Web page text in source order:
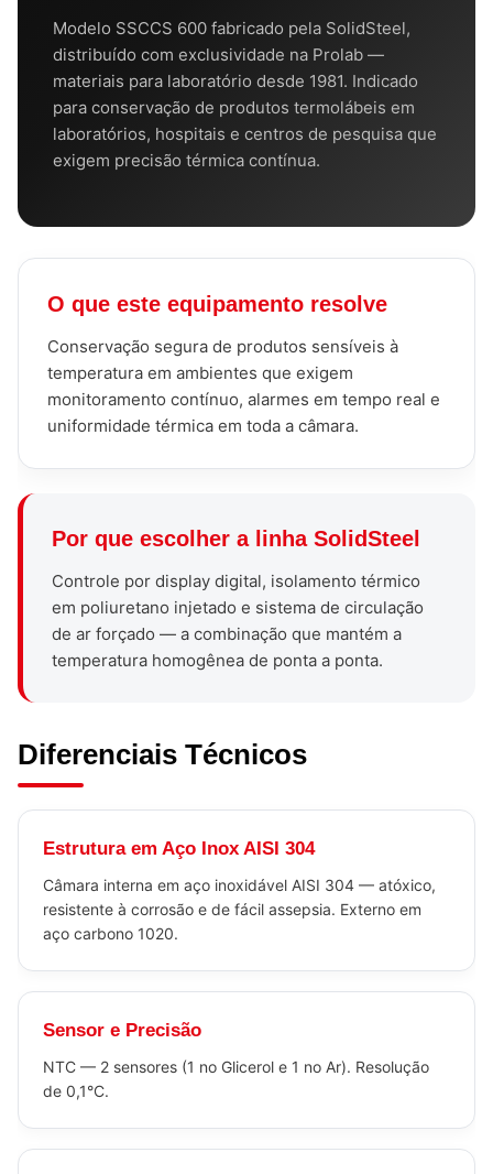
Modelo SSCCS 600 fabricado pela SolidSteel,
distribuído com exclusividade na Prolab —
materiais para laboratório desde 1981. Indicado
para conservação de produtos termolábeis em
laboratórios, hospitais e centros de pesquisa que
exigem precisão térmica contínua.
O que este equipamento resolve
Conservação segura de produtos sensíveis à
temperatura em ambientes que exigem
monitoramento contínuo, alarmes em tempo real e
uniformidade térmica em toda a câmara.
Por que escolher a linha SolidSteel
Controle por display digital, isolamento térmico
em poliuretano injetado e sistema de circulação
de ar forçado — a combinação que mantém a
temperatura homogênea de ponta a ponta.
Diferenciais Técnicos
Estrutura em Aço Inox AISI 304
Câmara interna em aço inoxidável AISI 304 — atóxico,
resistente à corrosão e de fácil assepsia. Externo em
aço carbono 1020.
Sensor e Precisão
NTC — 2 sensores (1 no Glicerol e 1 no Ar). Resolução
de 0,1°C.